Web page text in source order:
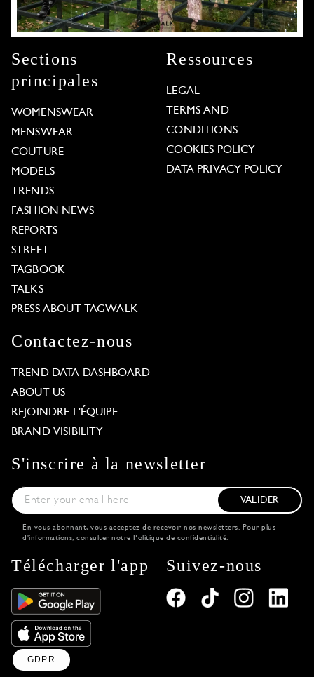
Sections
principales
WOMENSWEAR
MENSWEAR
COUTURE
MODELS
TRENDS
FASHION NEWS
REPORTS
STREET
TAGBOOK
TALKS
PRESS ABOUT TAGWALK
Ressources
LEGAL
TERMS AND
CONDITIONS
COOKIES POLICY
DATA PRIVACY POLICY
Contactez-nous
TREND DATA DASHBOARD
ABOUT US
REJOINDRE L'ÉQUIPE
BRAND VISIBILITY
S'inscrire à la newsletter
VALIDER
En vous abonnant, vous acceptez de recevoir nos newsletters. Pour plus
d'informations, consulter notre Politique de confidentialité.
Télécharger l'app Suivez-nous
GDPR